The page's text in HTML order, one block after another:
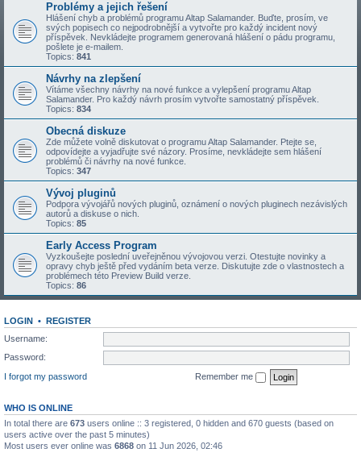
Problémy a jejich řešení
Hlášení chyb a problémů programu Altap Salamander. Buďte, prosím, ve
svých popisech co nejpodrobnější a vytvořte pro každý incident nový
příspěvek. Nevkládejte programem generovaná hlášení o pádu programu,
pošlete je e-mailem.
Topics: 841
Návrhy na zlepšení
Vítáme všechny návrhy na nové funkce a vylepšení programu Altap
Salamander. Pro každý návrh prosím vytvořte samostatný příspěvek.
Topics: 834
Obecná diskuze
Zde můžete volně diskutovat o programu Altap Salamander. Ptejte se,
odpovídejte a vyjadřujte své názory. Prosíme, nevkládejte sem hlášení
problémů či návrhy na nové funkce.
Topics: 347
Vývoj pluginů
Podpora vývojářů nových pluginů, oznámení o nových pluginech nezávislých
autorů a diskuse o nich.
Topics: 85
Early Access Program
Vyzkoušejte poslední uveřejněnou vývojovou verzi. Otestujte novinky a
opravy chyb ještě před vydáním beta verze. Diskutujte zde o vlastnostech a
problémech této Preview Build verze.
Topics: 86
LOGIN • REGISTER
Username:
Password:
I forgot my password
Remember me
WHO IS ONLINE
In total there are 673 users online :: 3 registered, 0 hidden and 670 guests (based on
users active over the past 5 minutes)
Most users ever online was 6868 on 11 Jun 2026, 02:46